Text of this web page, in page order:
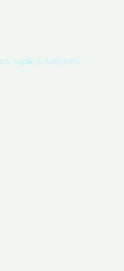
replica watches